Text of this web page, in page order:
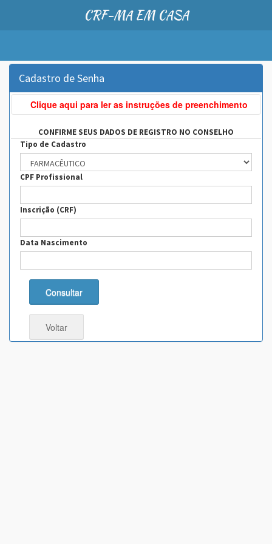
CRF-MA EM CASA
Cadastro de Senha
Clique aqui para ler as instruções de preenchimento
CONFIRME SEUS DADOS DE REGISTRO NO CONSELHO
Tipo de Cadastro
CPF Profissional
Inscrição (CRF)
Data Nascimento
Consultar
Voltar